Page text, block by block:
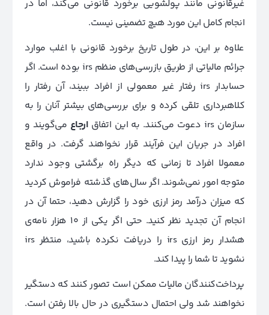
غیرقانونی مانند پولشویی برخورد قانونی می‌کند، اما در
انجام کامل این مورد هیچ تضمینی نیست.
علاوه بر این، در طول تاریخ برخورد قانونی با اغلب موارد
جرائم مالیاتی از طریق بازرسی‌های منظم irs بوده است. اگر
حسابدار irs رفتار غیر معمولی از افراد ببیند، آن رفتار را
کلاهبرداری تلقی کرده و برای بررسی‌های بیشتر آنان را به
سازمان irs دعوت می‌کنند. به این اتفاق
ارجاع می‌گویند و
افراد در جریان این فرآیند قرار نخواهند گرفت. در واقع
معمولا افراد تا زمانی که دیگر راه برگشتی وجود ندارد
متوجه امور نمی‌شوند. اگر سال‌های گذشته فراموش کردید
که میزان درآمد رمز ارزی خود را گزارش دهید، حتما آن در
انجام آن تجدید نظر کنید. حتی اگر یکی از 10 هزار نامه‌ی
هشدار رمز ارزی irs را دریافت نکرده باشید، منتظر irs
نشوید تا شما را پیدا کند.
پرداخت‌کنندگان مالیات ممکن است تصور کنند که دستگیر
نخواهند شد ولی احتمال دستگیری در حال بالا رفتن است.